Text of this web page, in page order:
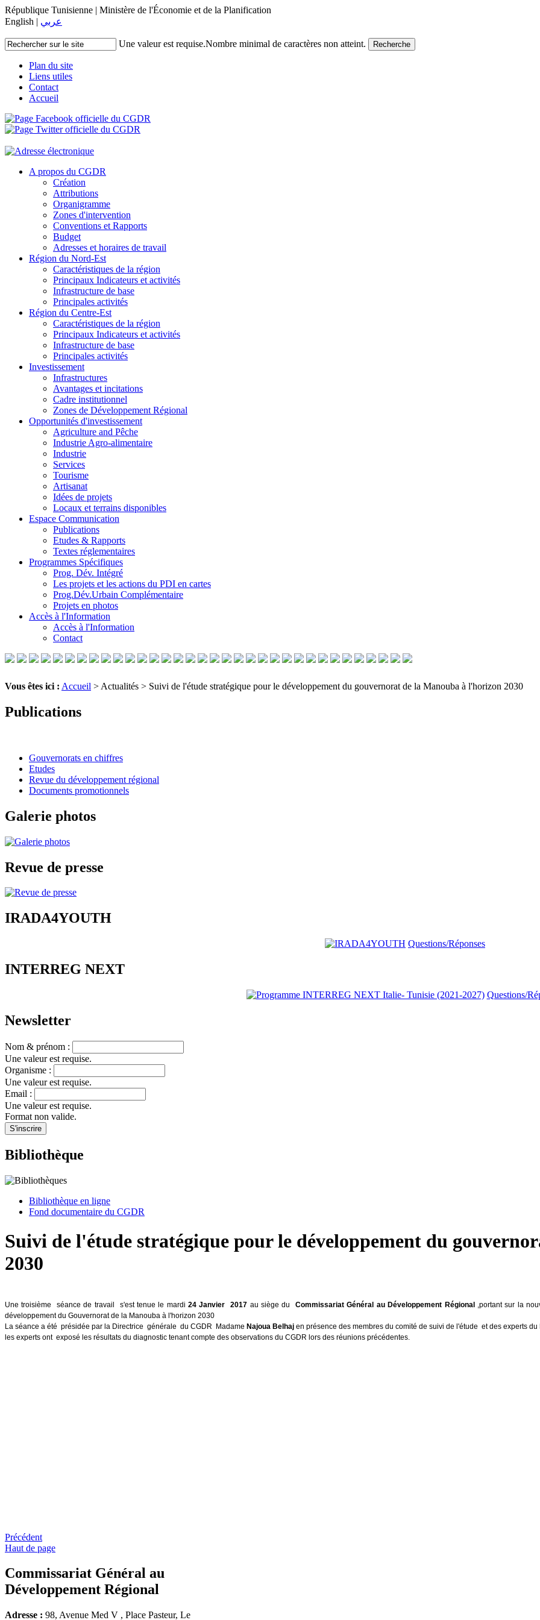
République Tunisienne | Ministère de l'Économie et de la Planification
English | عربي
Une valeur est requise.Nombre minimal de caractères non atteint.
Plan du site
Liens utiles
Contact
Accueil
A propos du CGDR
Création
Attributions
Organigramme
Zones d'intervention
Conventions et Rapports
Budget
Adresses et horaires de travail
Région du Nord-Est
Caractéristiques de la région
Principaux Indicateurs et activités
Infrastructure de base
Principales activités
Région du Centre-Est
Caractéristiques de la région
Principaux Indicateurs et activités
Infrastructure de base
Principales activités
Investissement
Infrastructures
Avantages et incitations
Cadre institutionnel
Zones de Développement Régional
Opportunités d'investissement
Agriculture and Pêche
Industrie Agro-alimentaire
Industrie
Services
Tourisme
Artisanat
Idées de projets
Locaux et terrains disponibles
Espace Communication
Publications
Etudes & Rapports
Textes réglementaires
Programmes Spécifiques
Prog. Dév. Intégré
Les projets et les actions du PDI en cartes
Prog.Dév.Urbain Complémentaire
Projets en photos
Accès à l'Information
Accès à l'Information
Contact
Vous êtes ici : Accueil > Actualités > Suivi de l'étude stratégique pour le développement du gouvernorat de la Manouba à l'horizon 2030
Publications
Gouvernorats en chiffres
Etudes
Revue du développement régional
Documents promotionnels
Galerie photos
Revue de presse
IRADA4YOUTH
Questions/Réponses
INTERREG NEXT
Questions/
Newsletter
Nom & prénom :
Une valeur est requise.
Organisme :
Une valeur est requise.
Email :
Une valeur est requise.
Format non valide.
Bibliothèque
Bibliothèque en ligne
Fond documentaire du CGDR
Suivi de l'étude stratégique pour le développement du
2030
Une troisième séance de travail s'est tenue le mardi 24 Janvier 2017 au siège du Commissariat Général au Développement Régional,portant sur la
développement du Gouvernorat de la Manouba à l'horizon 2030
La séance a été présidée par la Directrice générale du CGDR Madame Najoua Belhaj en présence des membres du comité de suivi de l'étude et des experts du
les experts ont exposé les résultats du diagnostic tenant compte des observations du CGDR lors des réunions précédentes.
Précédent
Haut de page
Commissariat Général au
Développement Régional
Adresse : 98, Avenue Med V , Place Pasteur, Le